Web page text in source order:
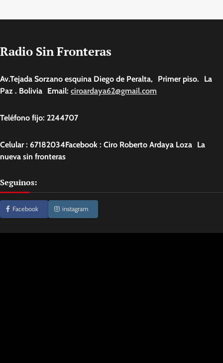
Radio Sin Fronteras
Av.Tejada Sorzano esquina Diego de Peralta, Primer piso. La
Paz . Bolivia Email: ciroardaya62@gmail.com
Teléfono fijo: 2244707
Celular : 67182034Facebook : Ciro Roberto Ardaya Loza La
nueva sin fronteras
Seguinos:
Facebook instagram